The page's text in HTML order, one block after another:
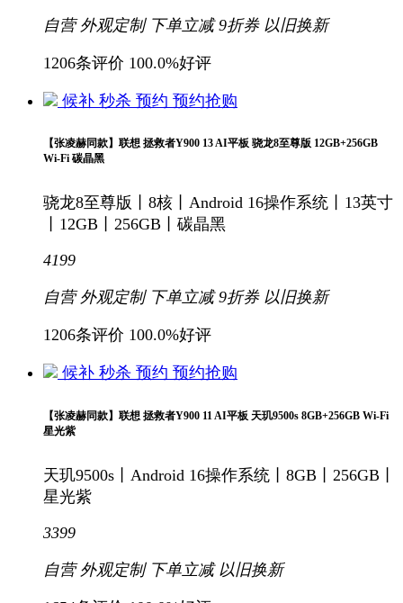
自营 外观定制 下单立减 9折券 以旧换新
1206条评价 100.0%好评
候补 秒杀 预约 预约抢购
【张凌赫同款】联想 拯救者Y900 13 AI平板 骁龙8至尊版 12GB+256GB
Wi-Fi 碳晶黑
骁龙8至尊版丨8核丨Android 16操作系统丨13英寸
丨12GB丨256GB丨碳晶黑
4199
自营 外观定制 下单立减 9折券 以旧换新
1206条评价 100.0%好评
候补 秒杀 预约 预约抢购
【张凌赫同款】联想 拯救者Y900 11 AI平板 天玑9500s 8GB+256GB Wi-Fi
星光紫
天玑9500s丨Android 16操作系统丨8GB丨256GB丨
星光紫
3399
自营 外观定制 下单立减 以旧换新